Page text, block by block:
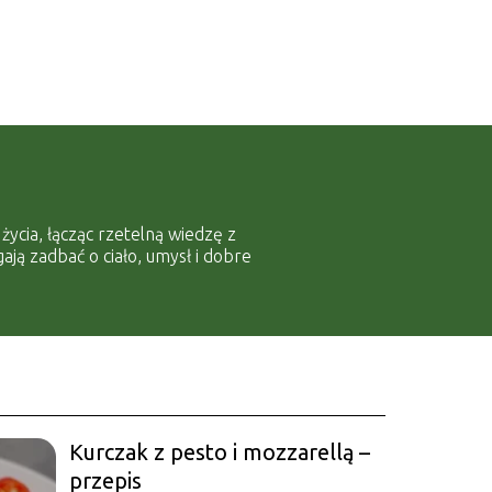
łącząc rzetelną wiedzę z
zadbać o ciało, umysł i dobre
Kurczak z pesto i mozzarellą –
przepis